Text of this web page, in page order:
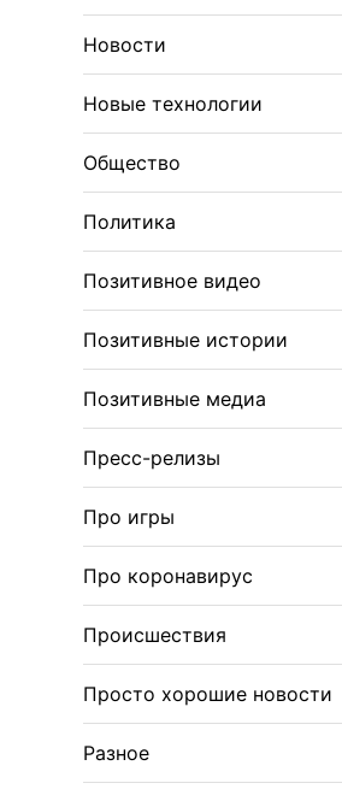
Новости
Новые технологии
Общество
Политика
Позитивное видео
Позитивные истории
Позитивные медиа
Пресс-релизы
Про игры
Про коронавирус
Происшествия
Просто хорошие новости
Разное